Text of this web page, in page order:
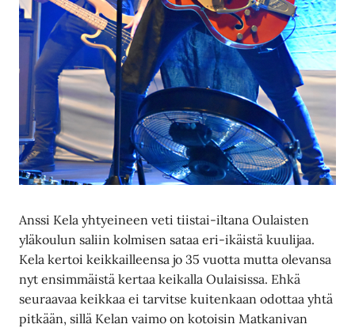
Anssi Kela yhtyeineen veti tiistai-iltana Oulaisten
yläkoulun saliin kolmisen sataa eri-ikäistä kuulijaa.
Kela kertoi keikkailleensa jo 35 vuotta mutta olevansa
nyt ensimmäistä kertaa keikalla Oulaisissa. Ehkä
seuraavaa keikkaa ei tarvitse kuitenkaan odottaa yhtä
pitkään, sillä Kelan vaimo on kotoisin Matkanivan